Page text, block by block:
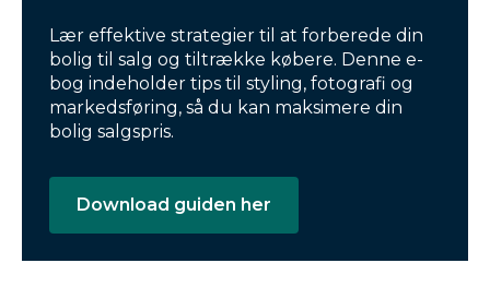
Lær effektive strategier til at forberede din
bolig til salg og tiltrække købere. Denne e-
bog indeholder tips til styling, fotografi og
markedsføring, så du kan maksimere din
bolig salgspris.
Download guiden her